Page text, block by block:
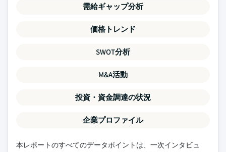
需給ギャップ分析
価格トレンド
SWOT分析
M&A活動
投資・資金調達の状況
企業プロファイル
本レポートのすべてのデータポイントは、一次インタビュ